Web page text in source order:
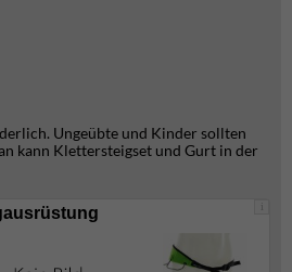
Ungeübte und Kinder sollten
kann Klettersteigset und Gurt in der
i